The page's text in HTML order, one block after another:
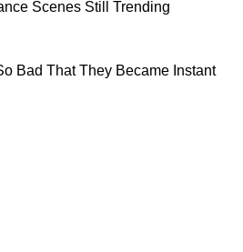
में ही नहीं, बल्कि जीने के
साल के पुर्तगाली शासन की
में एक अलग ही झलक मिलती
पर कैथोलिक चर्च दिखेंगे, तो
हिंदू मंदिर देखने को मिल